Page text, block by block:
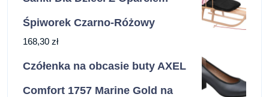
Śpiworek Czarno-Różowy
168,30 zł
Czółenka na obcasie buty AXEL
Comfort 1757 Marine Gold na